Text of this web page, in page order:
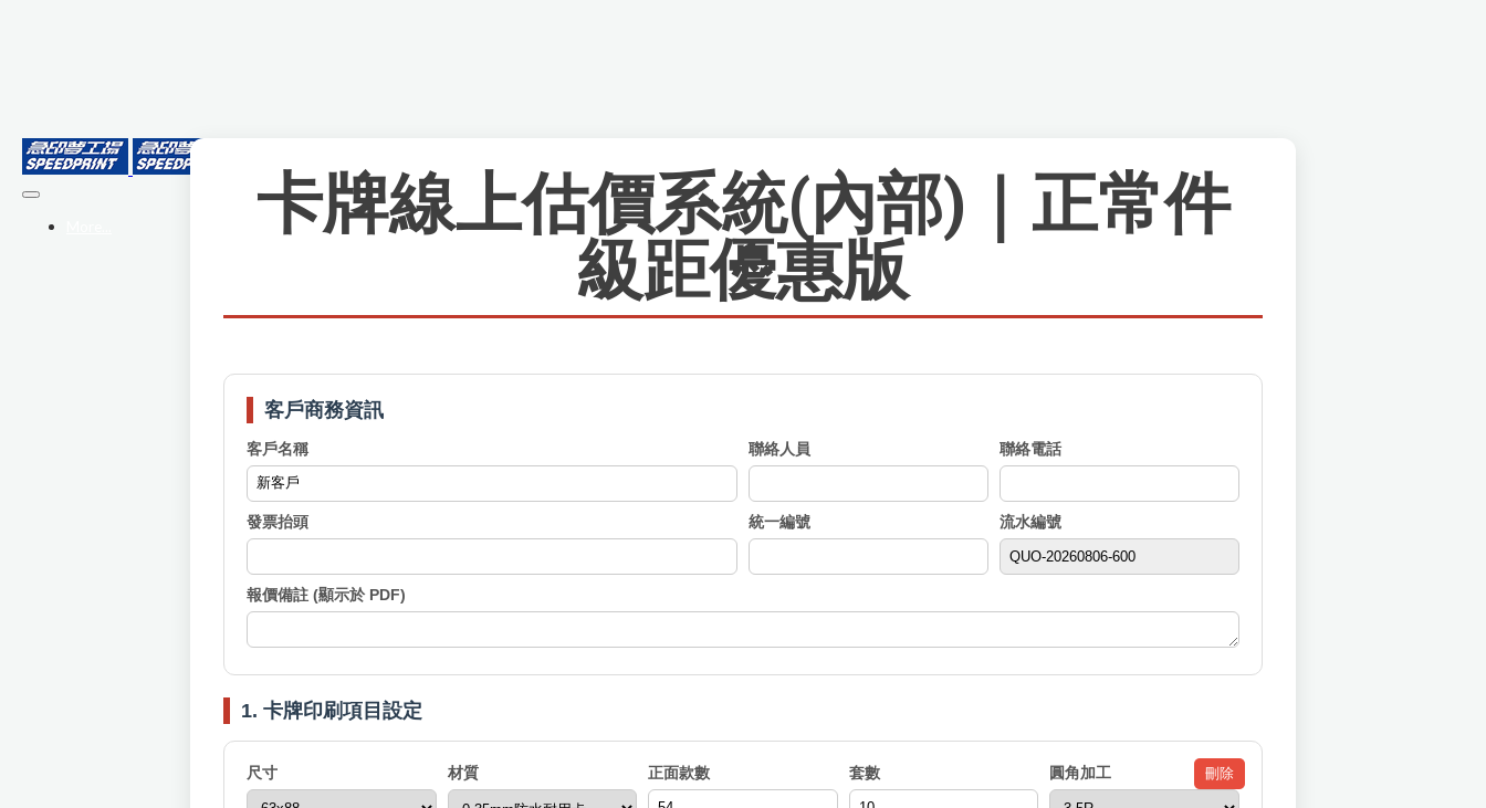
卡牌線上估價系統(內部)｜正常件
級距優惠版
客戶商務資訊
客戶名稱 聯絡人員 聯絡電話
發票抬頭 統一編號 流水編號
報價備註 (顯示於 PDF)
1. 卡牌印刷項目設定
刪除
尺寸 材質 正面款數 套數 圓角加工